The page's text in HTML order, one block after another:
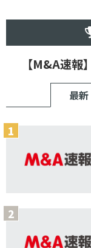
【M&A速報
最新